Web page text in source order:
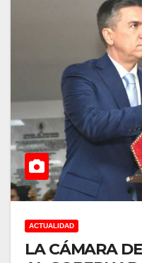
ACTUALIDAD
LA CÁMARA